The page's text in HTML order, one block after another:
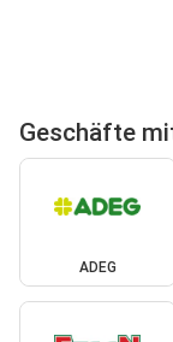
Geschäfte
ADEG